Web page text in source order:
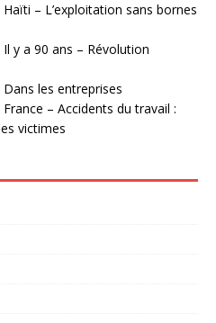
– L’exploitation sans bornes
y a 90 ans – Révolution
les entreprises
– Accidents du travail :
victimes